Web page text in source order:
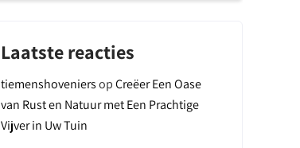
Laatste reacties
tiemenshoveniersopCreëer Een Oase
van Rust en Natuur met Een Prachtige
Vijver in Uw Tuin